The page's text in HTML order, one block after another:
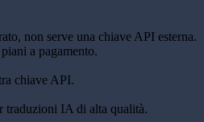
non serve una chiave API esterna.
a pagamento.
chiave API.
traduzioni IA di alta qualità.